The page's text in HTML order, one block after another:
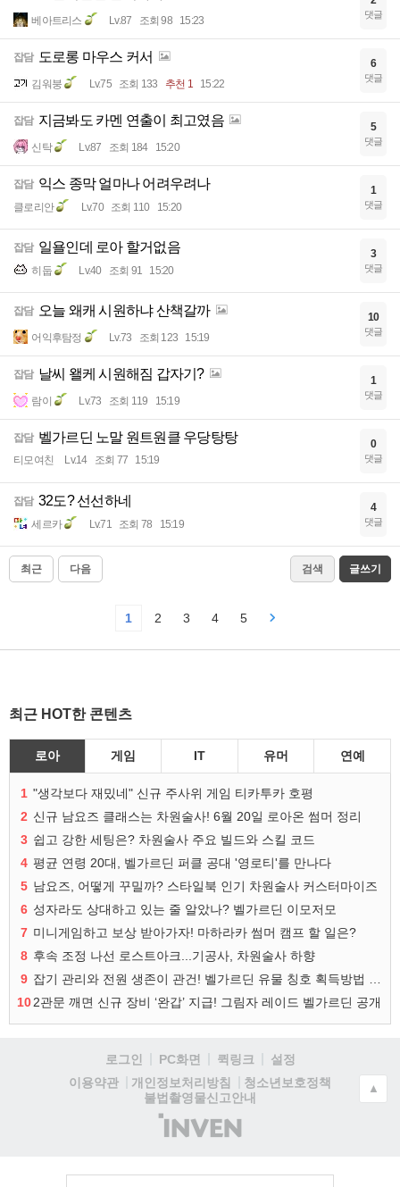
베아트리스 Lv.87 조회 98 15:23 댓글
잡담 도로롱 마우스 커서
김워붕 Lv.75 조회 133 추천 1 15:22
6
댓글
잡담 지금봐도 카멘 연출이 최고였음
신탁 Lv.87 조회 184 15:20
5
댓글
잡담 익스 종막 얼마나 어려우려나
클로리안 Lv.70 조회 110 15:20
1
댓글
잡담 일욜인데 로아 할거없음
히둡 Lv.40 조회 91 15:20
3
댓글
잡담 오늘 왜캐 시원하냐 산책갈까
어익후탐정 Lv.73 조회 123 15:19
10
댓글
잡담 날씨 왤케 시원해짐 갑자기?
람이 Lv.73 조회 119 15:19
1
댓글
잡담 벨가르딘 노말 원트원클 우당탕탕
티모여친 Lv.14 조회 77 15:19
0
댓글
잡담 32도? 선선하네
세르카 Lv.71 조회 78 15:19
4
댓글
최근 다음 검색 글쓰기
1 2 3 4 5
최근 HOT한 콘텐츠
로아 게임 IT 유머 연예
1 "생각보다 재밌네" 신규 주사위 게임 티카투카 호평
2 신규 남요즈 클래스는 차원술사! 6월 20일 로아온 썸머 정리
3 쉽고 강한 세팅은? 차원술사 주요 빌드와 스킬 코드
4 평균 연령 20대, 벨가르딘 퍼클 공대 '영로티'를 만나다
5 남요즈, 어떻게 꾸밀까? 스타일북 인기 차원술사 커스터마이즈
6 성자라도 상대하고 있는 줄 알았나? 벨가르딘 이모저모
7 미니게임하고 보상 받아가자! 마하라카 썸머 캠프 할 일은?
8 후속 조정 나선 로스트아크...기공사, 차원술사 하향
9
102관문 깨면 신규 장비 ‘완갑’ 지급! 그림자 레이드 벨가르딘 공개
로그인 PC화면 퀵링크
설정
이용약관
개인정보처리방침
청소년보호정책
불법촬영물신고안내
(주)
인
▲